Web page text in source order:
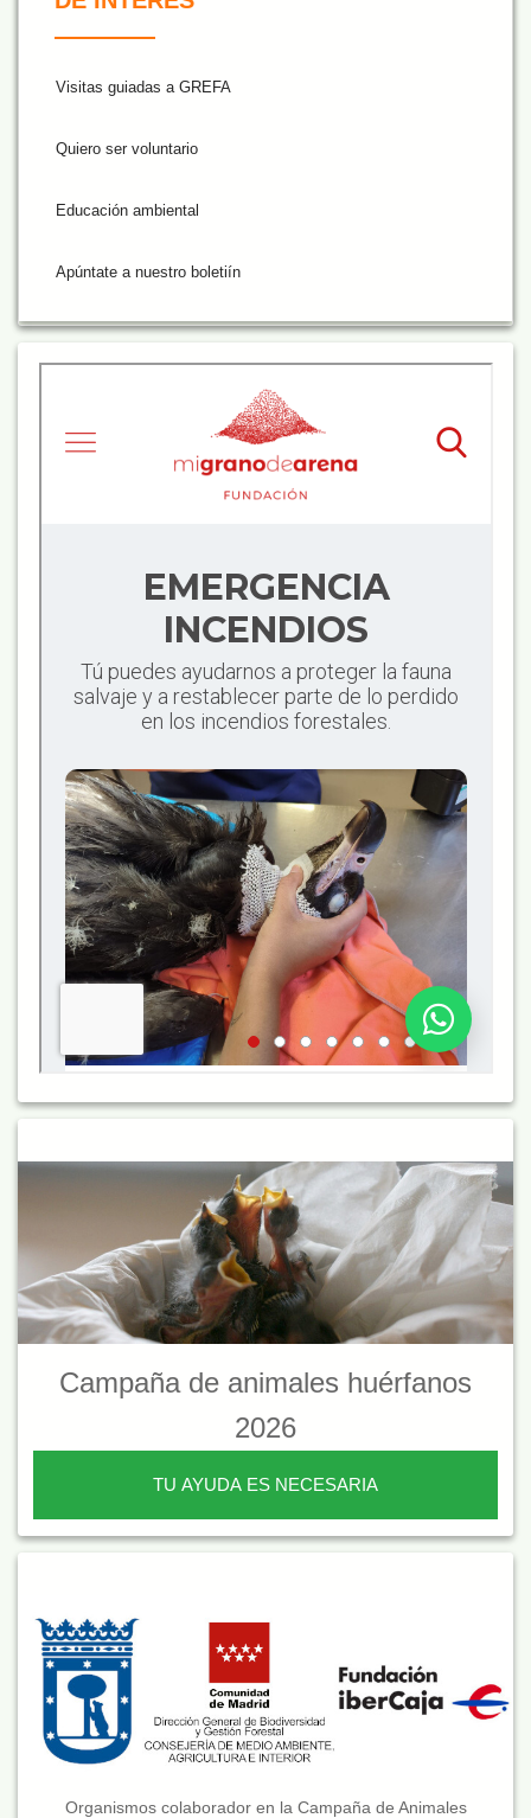
Visitas guiadas a GREFA
Quiero ser voluntario
Educación ambiental
Apúntate a nuestro boletiín
Campaña de animales huérfanos
2026
TU AYUDA ES NECESARIA
Organismos colaborador en la Campaña de Animales